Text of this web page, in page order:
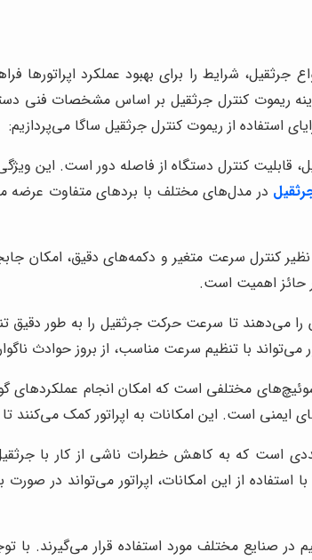
جرثقیل، شرایط را برای بهبود عملکرد اپراتورها
ریموت کنترل جرثقیل بر اساس مشخصات فنی
استفاده از ریموت کنترل جرثقیل ساگا می‌پردازیم:
قابلیت کنترل دستگاه از فاصله دور است. این
در مدل‌های مختلف با بردهای متفاوت عرضه
نظیر کنترل سرعت متغیر و دکمه‌های دقیق، امکان
حائز اهمیت است.
را می‌دهند تا سرعت حرکت جرثقیل را به طور دقیق
با تنظیم سرعت مناسب، از بروز حوادث
مختلفی است که امکان انجام عملکردهای
ایمنی است. این امکانات به اپراتور کمک می‌کنند
است که به کاهش خطرات ناشی از کار با
از این امکانات، اپراتور می‌تواند در
در صنایع مختلف مورد استفاده قرار می‌گیرند.